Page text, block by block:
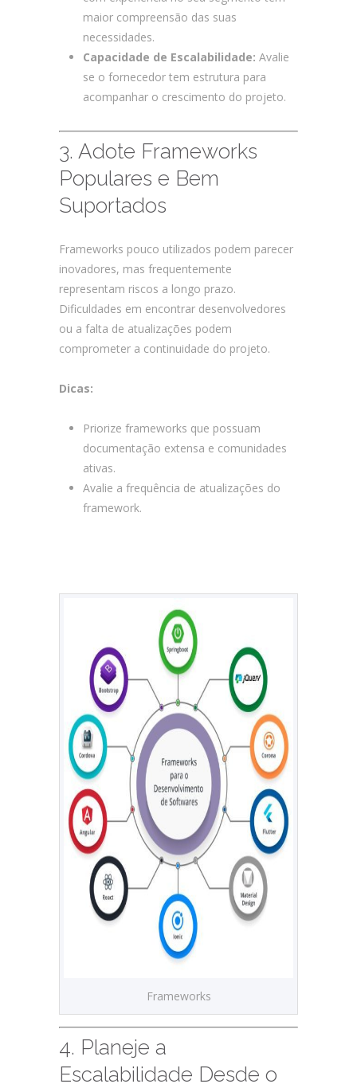
maior compreensão das suas
necessidades.
Capacidade de Escalabilidade: Avalie
se o fornecedor tem estrutura para
acompanhar o crescimento do projeto.
3. Adote Frameworks
Populares e Bem
Suportados
Frameworks pouco utilizados podem parecer
inovadores, mas frequentemente
representam riscos a longo prazo.
Dificuldades em encontrar desenvolvedores
ou a falta de atualizações podem
comprometer a continuidade do projeto.
Dicas:
Priorize frameworks que possuam
documentação extensa e comunidades
ativas.
Avalie a frequência de atualizações do
framework.
Frameworks
4. Planeje a
Escalabilidade Desde o